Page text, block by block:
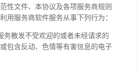
性文件、本协议及各项服务商规则
用服务商软件服务从事下列行为：
务散发不受欢迎的或者未经请求的
包含反动、色情等有害信息的电子